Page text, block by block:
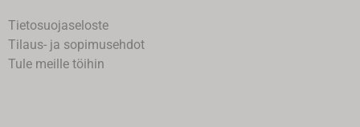
Tietosuojaseloste
Tilaus- ja sopimusehdot
Tule meille töihin